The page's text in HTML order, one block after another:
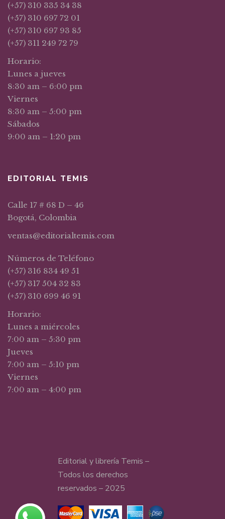
(+57) 310 335 34 38
(+57) 310 697 72 01
(+57) 310 697 93 85
(+57) 311 249 72 79
Horario:
Lunes a jueves
8:30 am – 6:00 pm
Viernes
8:30 am – 5:00 pm
Sábados
9:00 am – 1:20 pm
EDITORIAL TEMIS
Calle 17 # 68 D – 46
Bogotá, Colombia
ventas@editorialtemis.com
Números de Teléfono
(+57) 316 834 49 51
(+57) 317 504 32 83
(+57) 310 699 46 91
Horario:
Lunes a miércoles
7:00 am – 5:30 pm
Jueves
7:00 am – 5:10 pm
Viernes
7:00 am – 4:00 pm
Editorial y librería Temis –
Todos los derechos
reservados – 2025